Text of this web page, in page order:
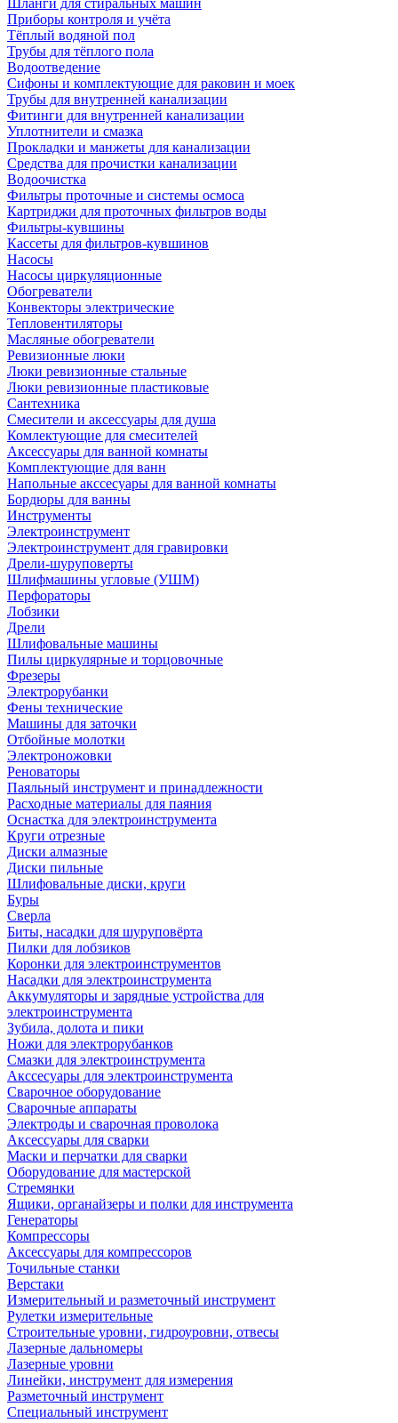
Шланги для стиральных машин
Приборы контроля и учёта
Тёплый водяной пол
Трубы для тёплого пола
Водоотведение
Сифоны и комплектующие для раковин и моек
Трубы для внутренней канализации
Фитинги для внутренней канализации
Уплотнители и смазка
Прокладки и манжеты для канализации
Средства для прочистки канализации
Водоочистка
Фильтры проточные и системы осмоса
Картриджи для проточных фильтров воды
Фильтры-кувшины
Кассеты для фильтров-кувшинов
Насосы
Насосы циркуляционные
Обогреватели
Конвекторы электрические
Тепловентиляторы
Масляные обогреватели
Ревизионные люки
Люки ревизионные стальные
Люки ревизионные пластиковые
Сантехника
Смесители и аксессуары для душа
Комлектующие для смесителей
Аксессуары для ванной комнаты
Комплектующие для ванн
Напольные акссесуары для ванной комнаты
Бордюры для ванны
Инструменты
Электроинструмент
Электроинструмент для гравировки
Дрели-шуруповерты
Шлифмашины угловые (УШМ)
Перфораторы
Лобзики
Дрели
Шлифовальные машины
Пилы циркулярные и торцовочные
Фрезеры
Электрорубанки
Фены технические
Машины для заточки
Отбойные молотки
Электроножовки
Реноваторы
Паяльный инструмент и принадлежности
Расходные материалы для паяния
Оснастка для электроинструмента
Круги отрезные
Диски алмазные
Диски пильные
Шлифовальные диски, круги
Буры
Сверла
Биты, насадки для шуруповёрта
Пилки для лобзиков
Коронки для электроинструментов
Насадки для электроинструмента
Аккумуляторы и зарядные устройства для
электроинструмента
Зубила, долота и пики
Ножи для электрорубанков
Смазки для электроинструмента
Акссесуары для электроинструмента
Сварочное оборудование
Сварочные аппараты
Электроды и сварочная проволока
Аксессуары для сварки
Маски и перчатки для сварки
Оборудование для мастерской
Стремянки
Ящики, органайзеры и полки для инструмента
Генераторы
Компрессоры
Аксессуары для компрессоров
Точильные станки
Верстаки
Измерительный и разметочный инструмент
Рулетки измерительные
Строительные уровни, гидроуровни, отвесы
Лазерные дальномеры
Лазерные уровни
Линейки, инструмент для измерения
Разметочный инструмент
Специальный инструмент